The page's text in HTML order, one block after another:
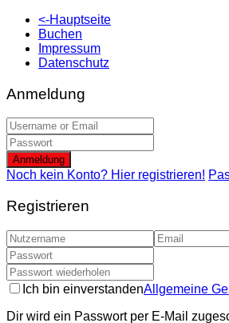
<-Hauptseite
Buchen
Impressum
Datenschutz
Anmeldung
Anmeldung
Noch kein Konto? Hier registrieren!
Registrieren
Ich bin einverstandenAllgemeine
Dir wird ein Passwort per E-Mail